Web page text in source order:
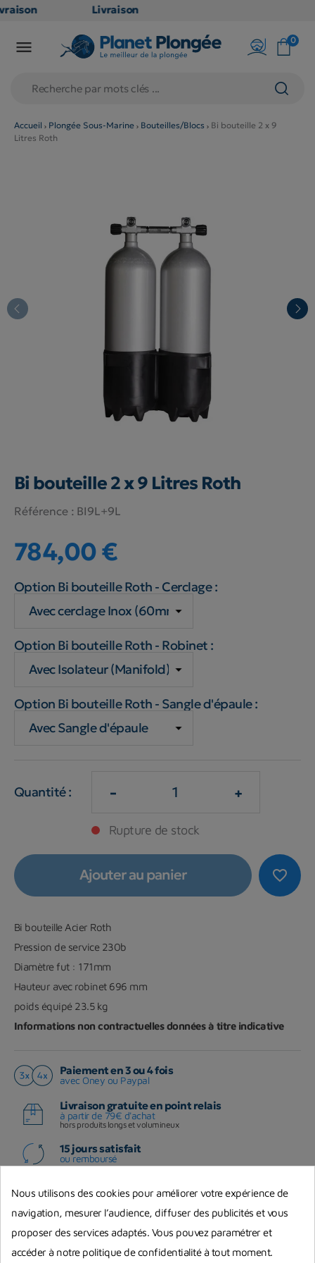
Livraison
en point
79€
(hors
 0
Accueil Plongée Sous-Marine Bouteilles/Blocs
Bi bouteille 2 x 9
Litres Roth
Bi bouteille 2 x 9 Litres Roth
Référence : BI9L+9L
784,00 €
Option Bi bouteille Roth - Cerclage :
Option Bi bouteille Roth - Robinet :
Option Bi bouteille Roth - Sangle d'épaule :
Quantité : - +
Rupture de stock
favorite_border
Ajouter au panier
Bi bouteille Acier Roth
Pression de service 230b
Diamètre fut : 171mm
Hauteur avec robinet 696 mm
poids équipé 23.5 kg
Informations non contractuelles données à titre indicative
Paiement en 3 ou 4 fois
avec Oney ou Paypal
Livraison gratuite en point relais
à partir de 79€ d'achat
hors produits longs et volumineux
15 jours satisfait
ou remboursé
Partager :
Vous aimerez aussi
Nous utilisons des cookies pour améliorer votre expérience de
navigation, mesurer l’audience, diffuser des publicités et vous
proposer des services adaptés. Vous pouvez paramétrer et
accéder à notre politique de confidentialité à tout moment.